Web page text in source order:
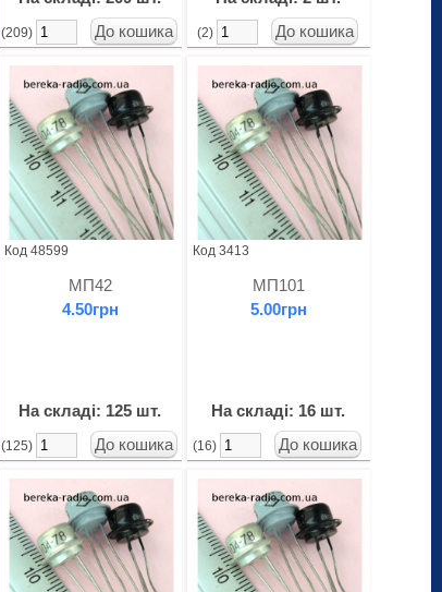
(209) (2)
Код 48599
МП42
4.50грн
На складі: 125 шт.
(125)
Код 3413
МП101
5.00грн
На складі: 16 шт.
(16)